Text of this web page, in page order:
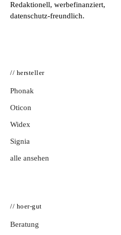
Redaktionell, werbefinanziert,
datenschutz-freundlich.
// hersteller
Phonak
Oticon
Widex
Signia
alle ansehen
// hoer-gut
Beratung